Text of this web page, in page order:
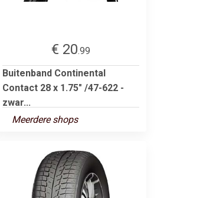
€ 20.99
Buitenband Continental
Contact 28 x 1.75" /47-622 -
zwar...
Meerdere shops